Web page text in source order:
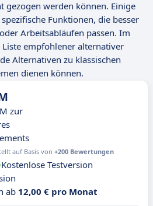
gezogen werden können. Einige
Funktionen, die besser
Arbeitsabläufen passen. Im
empfohlener alternativer
Alternativen zu klassischen
dienen können.
zur
auf Basis von +200 Bewertungen
Kostenlose Testversion
ab 12,00 € pro Monat